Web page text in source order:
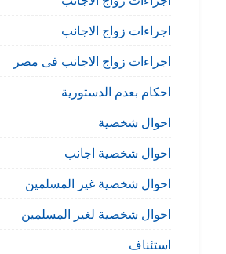
اجراءات زواج الاجانب
اجراءات زواج الاجانب فى مصر
احكام بعدم الدستورية
احوال شخصية
احوال شخصية اجانب
احوال شخصية غير المسلمين
احوال شخصية لغير المسلمين
استئناف